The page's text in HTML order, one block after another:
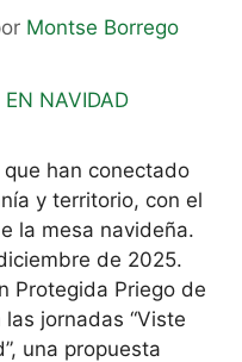
Montse Borrego
han conectado
y territorio, con el
la mesa navideña.
de 2025.
Protegida Priego de
jornadas “Viste
una propuesta